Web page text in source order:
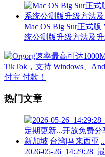
Mac OS Big Sur正式
统公测版升级方法及
热门文章
2026-05-